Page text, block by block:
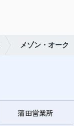
メゾン・オーク
蒲田営業所